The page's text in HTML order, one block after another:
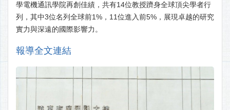
學電機通訊學院再創佳績，共有14位教授躋身全球頂尖學者行
列，其中3位名列全球前1%，11位進入前5%，展現卓越的研究
實力與深遠的國際影響力。
報導全文連結